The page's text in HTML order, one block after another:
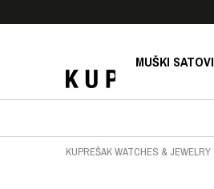
MUŠKI SATOVI
KUPREŠAK WATCHES & JEWELRY